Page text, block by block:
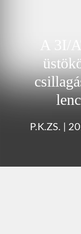
A 3I/
P.K.ZS.